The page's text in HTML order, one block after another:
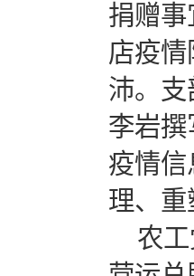
捐赠
店疫
沛。
李岩
疫情
理、
农